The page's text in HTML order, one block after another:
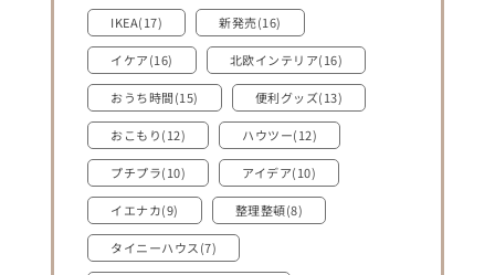
IKEA(17) 新発売(16)
イケア(16) 北欧インテリア(16)
おうち時間(15) 便利グッズ(13)
おこもり(12) ハウツー(12)
プチプラ(10) アイデア(10)
イエナカ(9) 整理整頓(8)
タイニーハウス(7)